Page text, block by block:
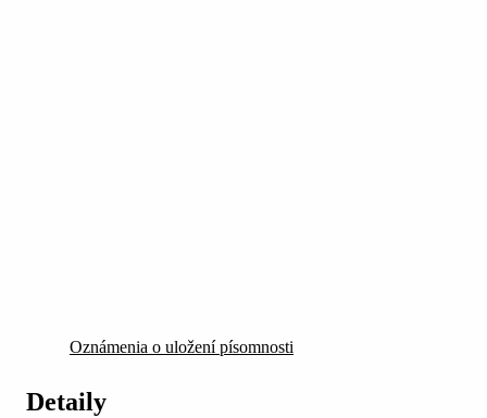
Oznámenia o uložení písomnosti
Detaily